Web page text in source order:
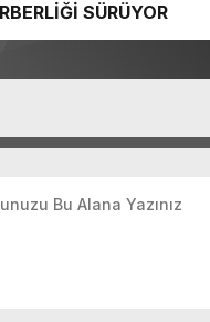
SÜRÜYOR